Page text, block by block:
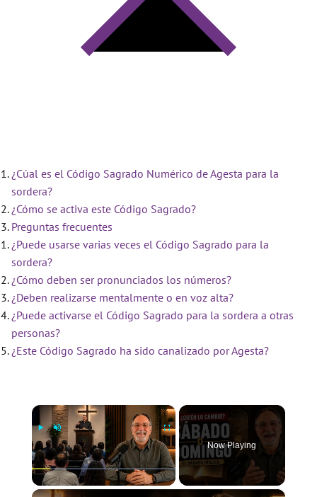
¿Cúal es el Código Sagrado Numérico de Agesta para la
sordera?
¿Cómo se activa este Código Sagrado?
Preguntas frecuentes
¿Puede usarse varias veces el Código Sagrado para la
sordera?
¿Cómo deben ser pronunciados los números?
¿Deben realizarse mentalmente o en voz alta?
¿Puede activarse el Código Sagrado para la sordera a otras
personas?
¿Este Código Sagrado ha sido canalizado por Agesta?
×
Play Unmute
Now Playing
×